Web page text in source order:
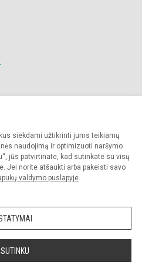
siekdami užtikrinti jums teikiamų
naudojimą ir optimizuoti naršymo
jūs patvirtinate, kad sutinkate su visų
Jei norite atšaukti arba pakeisti savo
valdymo puslapyje.
mokykla. Visos teisės saugomos.
sutikimo griežtai draudžiama.
Slapukų valdymas